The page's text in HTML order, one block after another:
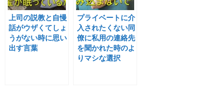
上司の説教と自慢
話がウザくてしょ
うがない時に思い
出す言葉
プライベートに介
入されたくない同
僚に私用の連絡先
を聞かれた時のよ
りマシな選択